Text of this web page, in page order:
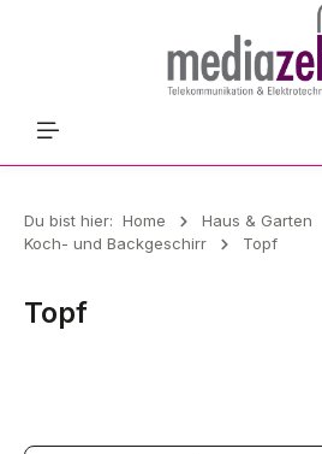
Du bist hier: Home
Haus & Garten
Koch- und Backgeschirr
Topf
Topf
Topf